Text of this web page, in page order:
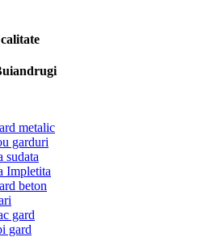
metalic
garduri
sudata
Impletita
beton
gard
gard